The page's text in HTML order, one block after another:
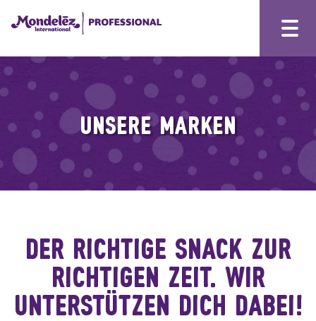
UNSERE MARKEN
DER RICHTIGE SNACK ZUR
RICHTIGEN ZEIT. WIR
UNTERSTÜTZEN DICH DABEI!